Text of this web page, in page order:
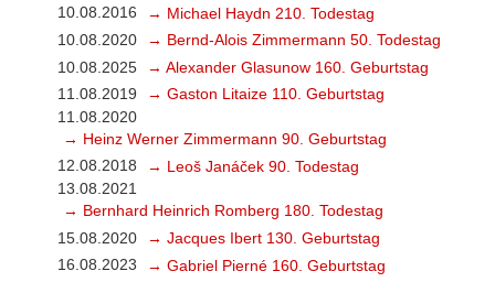
10.08.2016
→ Michael Haydn 210. Todestag
10.08.2020
→ Bernd-Alois Zimmermann 50. Todestag
10.08.2025
→ Alexander Glasunow 160. Geburtstag
11.08.2019
→ Gaston Litaize 110. Geburtstag
11.08.2020
→ Heinz Werner Zimmermann 90. Geburtstag
12.08.2018
→ Leoš Janáček 90. Todestag
13.08.2021
→ Bernhard Heinrich Romberg 180. Todestag
15.08.2020
→ Jacques Ibert 130. Geburtstag
16.08.2023
→ Gabriel Pierné 160. Geburtstag